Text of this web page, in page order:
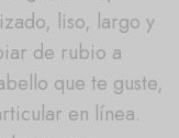
liso, largo y
de rubio a
que te guste,
en línea.